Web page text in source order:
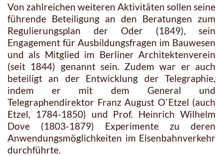
Von zahlreichen weiteren Aktivitäten sollen seine
führende Beteiligung an den Beratungen zum
Regulierungsplan der Oder (1849), sein
Engagement für Ausbildungsfragen im Bauwesen
und als Mitglied im Berliner Architektenverein
(seit 1844) genannt sein. Zudem war er auch
beteiligt an der Entwicklung der Telegraphie,
indem er mit dem General und
Telegraphendirektor Franz August O`Etzel (auch
Etzel, 1784-1850) und Prof. Heinrich Wilhelm
Dove (1803-1879) Experimente zu deren
Anwendungsmöglichkeiten im Eisenbahnverkehr
durchführte.